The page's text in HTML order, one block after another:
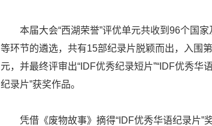
本届大会“西湖荣誉”评优单元共收到96个国
等环节的遴选，共有15部纪录片脱颖而出，入围
元，并最终评审出“IDF优秀纪录短片”“IDF优秀华
纪录片”获奖作品。
凭借《废物故事》摘得“IDF优秀华语纪录片